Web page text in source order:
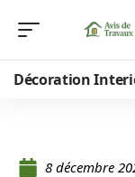
Décoration
8 décembre